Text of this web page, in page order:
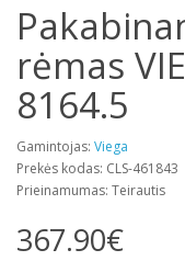
rėmas
8164.5
Gamintojas: Viega
Prekės kodas: CLS-461843
Prieinamumas: Teirautis
367.90€